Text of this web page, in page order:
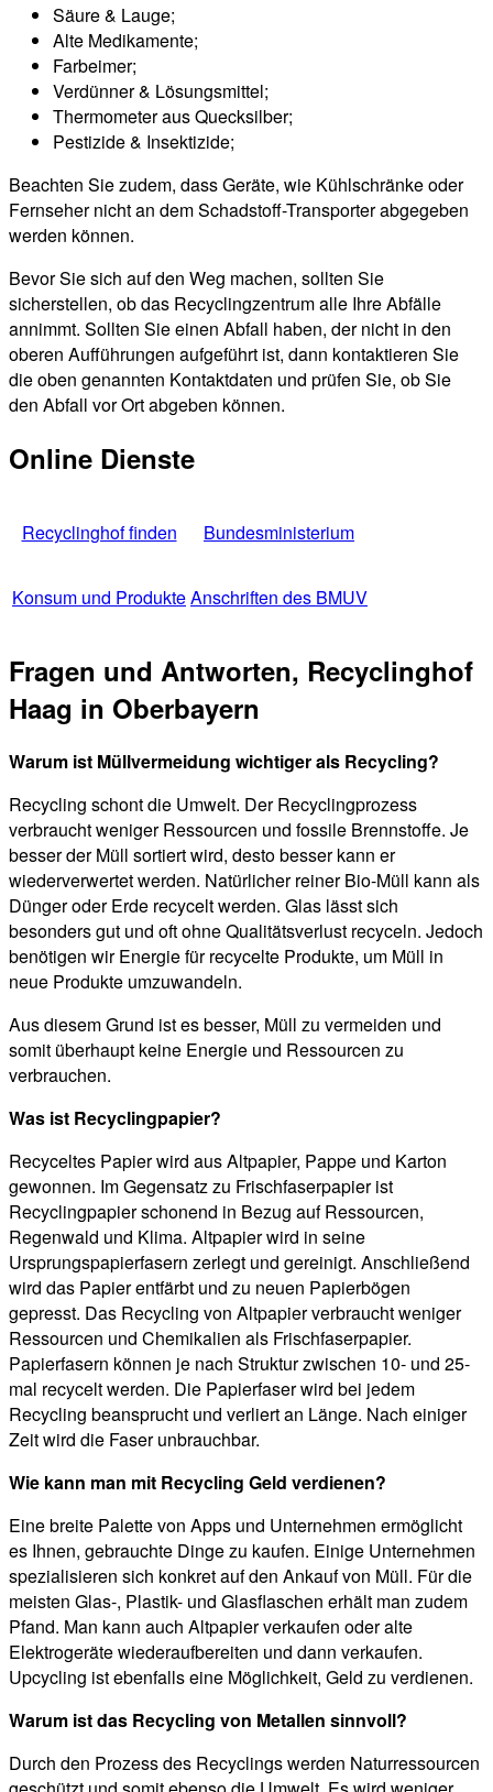
Säure & Lauge;
Alte Medikamente;
Farbeimer;
Verdünner & Lösungsmittel;
Thermometer aus Quecksilber;
Pestizide & Insektizide;
Beachten Sie zudem, dass Geräte, wie Kühlschränke oder
Fernseher nicht an dem Schadstoff-Transporter abgegeben
werden können.
Bevor Sie sich auf den Weg machen, sollten Sie
sicherstellen, ob das Recyclingzentrum alle Ihre Abfälle
annimmt. Sollten Sie einen Abfall haben, der nicht in den
oberen Aufführungen aufgeführt ist, dann kontaktieren Sie
die oben genannten Kontaktdaten und prüfen Sie, ob Sie
den Abfall vor Ort abgeben können.
Online Dienste
Recyclinghof finden Bundesministerium
Konsum und ProdukteAnschriften des BMUV
Fragen und Antworten, Recyclinghof
Haag in Oberbayern
Warum ist Müllvermeidung wichtiger als Recycling?
Recycling schont die Umwelt. Der Recyclingprozess
verbraucht weniger Ressourcen und fossile Brennstoffe. Je
besser der Müll sortiert wird, desto besser kann er
wiederverwertet werden. Natürlicher reiner Bio-Müll kann als
Dünger oder Erde recycelt werden. Glas lässt sich
besonders gut und oft ohne Qualitätsverlust recyceln. Jedoch
benötigen wir Energie für recycelte Produkte, um Müll in
neue Produkte umzuwandeln.
Aus diesem Grund ist es besser, Müll zu vermeiden und
somit überhaupt keine Energie und Ressourcen zu
verbrauchen.
Was ist Recyclingpapier?
Recyceltes Papier wird aus Altpapier, Pappe und Karton
gewonnen. Im Gegensatz zu Frischfaserpapier ist
Recyclingpapier schonend in Bezug auf Ressourcen,
Regenwald und Klima. Altpapier wird in seine
Ursprungspapierfasern zerlegt und gereinigt. Anschließend
wird das Papier entfärbt und zu neuen Papierbögen
gepresst. Das Recycling von Altpapier verbraucht weniger
Ressourcen und Chemikalien als Frischfaserpapier.
Papierfasern können je nach Struktur zwischen 10- und 25-
mal recycelt werden. Die Papierfaser wird bei jedem
Recycling beansprucht und verliert an Länge. Nach einiger
Zeit wird die Faser unbrauchbar.
Wie kann man mit Recycling Geld verdienen?
Eine breite Palette von Apps und Unternehmen ermöglicht
es Ihnen, gebrauchte Dinge zu kaufen. Einige Unternehmen
spezialisieren sich konkret auf den Ankauf von Müll. Für die
meisten Glas-, Plastik- und Glasflaschen erhält man zudem
Pfand. Man kann auch Altpapier verkaufen oder alte
Elektrogeräte wiederaufbereiten und dann verkaufen.
Upcycling ist ebenfalls eine Möglichkeit, Geld zu verdienen.
Warum ist das Recycling von Metallen sinnvoll?
Durch den Prozess des Recyclings werden Naturressourcen